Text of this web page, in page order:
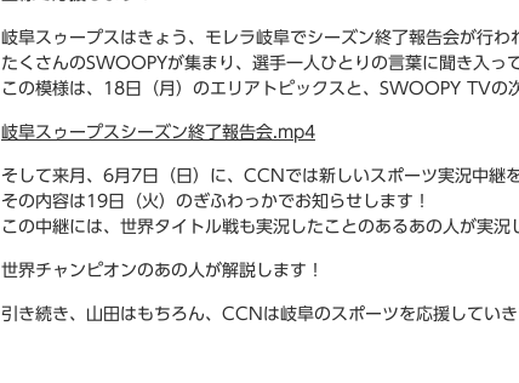
岐阜スゥープスはきょう、モレラ岐阜でシーズン終了報告会が行わ
たくさんのSWOOPYが集まり、選手一人ひとりの言葉に聞き入っ
この模様は、18日（月）のエリアトピックスと、SWOOPY TVの
岐阜スゥープスシーズン終了報告会.mp4
そして来月、6月7日（日）に、CCNでは新しいスポーツ実況中継
その内容は19日（火）のぎふわっかでお知らせします！
この中継には、世界タイトル戦も実況したことのあるあの人が実況
世界チャンピオンのあの人が解説します！
引き続き、山田はもちろん、CCNは岐阜のスポーツを応援していき